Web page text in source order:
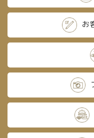
お